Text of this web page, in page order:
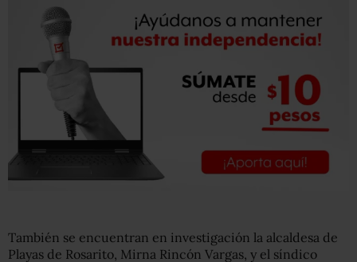
También se encuentran en investigación la alcaldesa de
Playas de Rosarito, Mirna Rincón Vargas, y el síndico